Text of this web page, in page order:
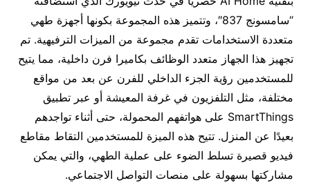
“سامسونج 837″، وتتميز هذه المجموعة بكونها أجهزة طهي
متعددة الاستخدامات تقدم مجموعة من الميزات الترفيهية. تم
تجهيز هذا الجهاز متعدد الوظائف بكاميرا فرن داخلية، مما يتيح
للمستخدمين رؤية الجزء الداخلي للفرن عن بعد من مواقع
مختلفة، مثل التلفزيون في غرفة المعيشة أو عبر تطبيق
SmartThings على هواتفهم المحمولة، حتى أثناء تواجدهم
بعيدًا عن المنزل. تتيح هذه الميزة للمستخدمين التقاط مقاطع
فيديو قصيرة تسلط الضوء على عملية الطهي، والتي يمكن
مشاركتها بسهولة على منصات التواصل الاجتماعي.